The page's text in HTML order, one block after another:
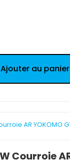
Ajouter au panier